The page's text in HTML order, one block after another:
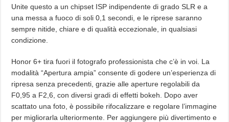
Unite questo a un chipset ISP indipendente di grado SLR e a
una messa a fuoco di soli 0,1 secondi, e le riprese saranno
sempre nitide, chiare e di qualità eccezionale, in qualsiasi
condizione.
Honor 6+ tira fuori il fotografo professionista che c’è in voi. La
modalità “Apertura ampia” consente di godere un’esperienza di
ripresa senza precedenti, grazie alle aperture regolabili da
F0,95 a F2,6, con diversi gradi di effetti bokeh. Dopo aver
scattato una foto, è possibile rifocalizzare e regolare l’immagine
per migliorarla ulteriormente. Per aggiungere più divertimento e